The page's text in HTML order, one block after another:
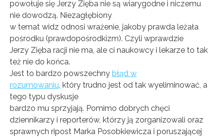
powołuje się Jerzy Zięba nie są wiarygodne i niczemu
nie dowodzą. Niezagłębiony
w temat widz odnosi wrażenie, jakoby prawda leżała
pośrodku (prawdopośrodkizm). Czyli wprawdzie
Jerzy Zięba racji nie ma, ale ci naukowcy i lekarze to tak
też nie do końca.
Jest to bardzo powszechny błąd w
rozumowaniu, który trudno jest od tak wyeliminować, a
tego typu dyskusje
bardzo mu sprzyjają. Pomimo dobrych chęci
dziennikarzy i reporterów, którzy ją zorganizowali oraz
sprawnych ripost Marka Posobkiewicza i poruszającej